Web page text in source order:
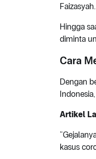
Faizasyah.
Hingga
diminta
Cara
Dengan
Artikel
kasus